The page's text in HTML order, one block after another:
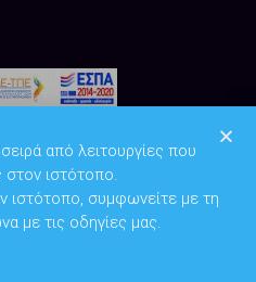
από λειτουργίες που
στον ιστότοπο.
ιστότοπο, συμφωνείτε με τη
με τις οδηγίες μας.